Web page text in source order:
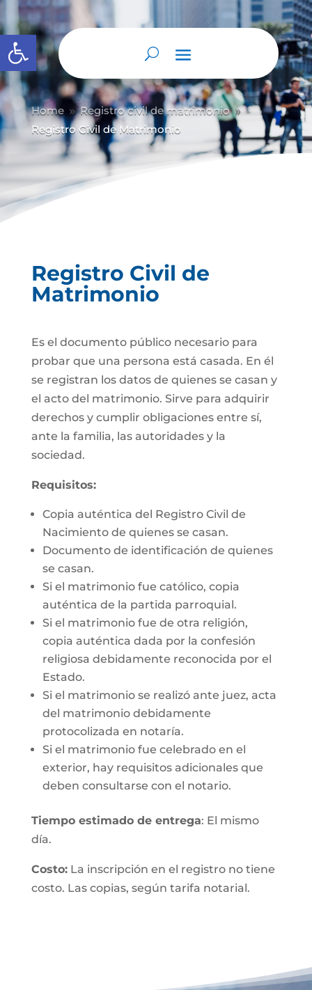
Abrir barra de herramientas
Home 9 Registro civil de matrimonio 9
Registro Civil de Matrimonio
Registro Civil de
Matrimonio
Es el documento público necesario para
probar que una persona está casada. En él
se registran los datos de quienes se casan y
el acto del matrimonio. Sirve para adquirir
derechos y cumplir obligaciones entre sí,
ante la familia, las autoridades y la
sociedad.
Requisitos:
Copia auténtica del Registro Civil de
Nacimiento de quienes se casan.
Documento de identificación de quienes
se casan.
Si el matrimonio fue católico, copia
auténtica de la partida parroquial.
Si el matrimonio fue de otra religión,
copia auténtica dada por la confesión
religiosa debidamente reconocida por el
Estado.
Si el matrimonio se realizó ante juez, acta
del matrimonio debidamente
protocolizada en notaría.
Si el matrimonio fue celebrado en el
exterior, hay requisitos adicionales que
deben consultarse con el notario.
Tiempo estimado de entrega: El mismo
día.
Costo:La inscripción en el registro no tiene
costo. Las copias, según tarifa notarial.